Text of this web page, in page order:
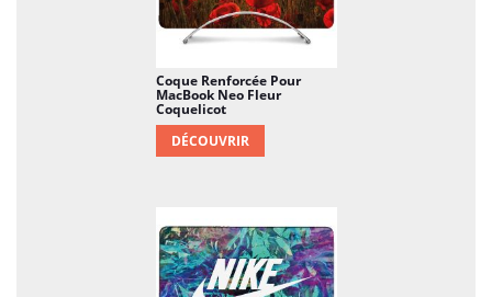
Coque Renforcée Pour
MacBook Neo Fleur
Coquelicot
DÉCOUVRIR